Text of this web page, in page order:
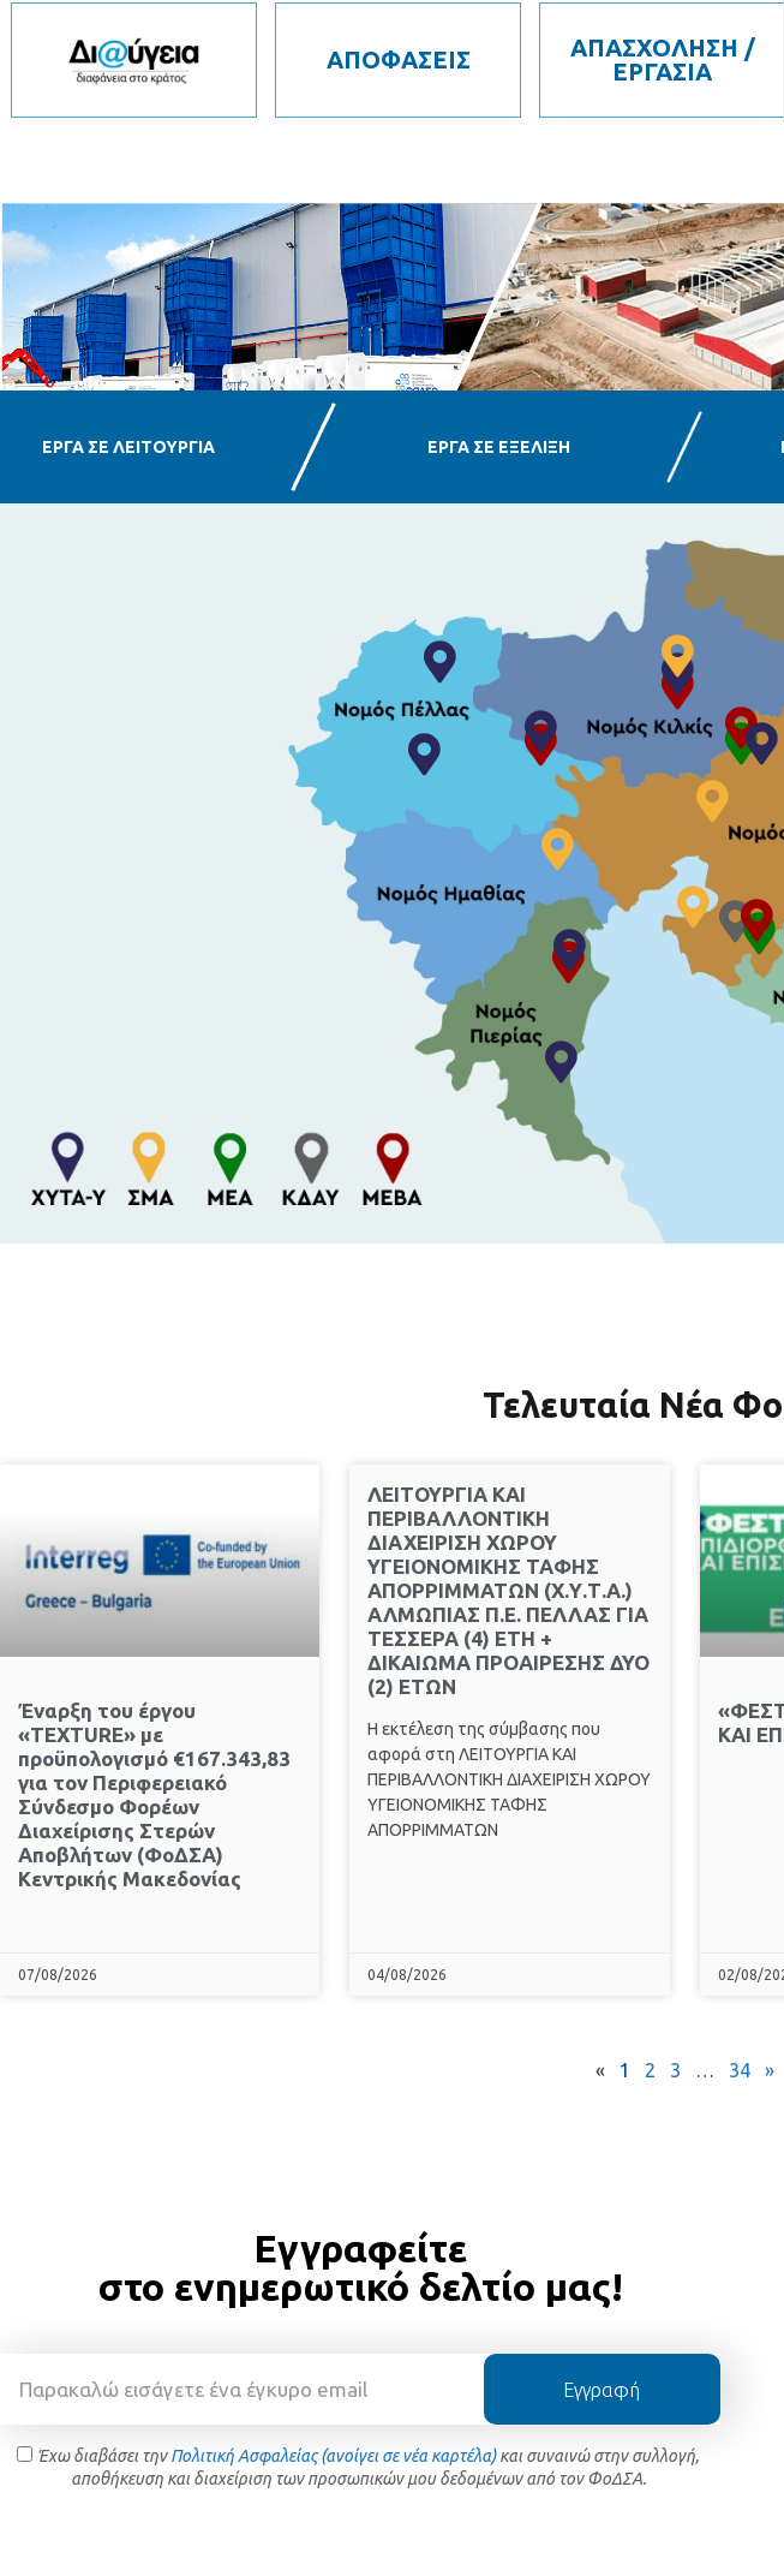
ΑΠΟΦΑΣΕΙΣ
ΑΠΑΣΧΟΛΗΣΗ /
ΕΡΓΑΣΙΑ
ΕΡΓΑ ΣΕ ΛΕΙΤΟΥΡΓΙΑ ΕΡΓΑ ΣΕ ΕΞΕΛΙΞΗ
Τοποθεσία: Πίνακας πληροφοριών για
Τοποθεσία: Πίνακας πληροφοριών για
Τοποθεσία: Πίνακας
Τοποθεσία: Πίνακας
Τοποθεσία: Πίνακας
Τοποθεσία: Πίνακας
Τοποθεσία: Πίνακας
Τοποθεσία: Πίνακας
Τοποθεσία:
Τοποθεσία:
Τοποθεσία:
Τελευταία Νέα
Έναρξη του έργου
«TEXTURE» με
προϋπολογισμό €167.343,83
για τον Περιφερειακό
Σύνδεσμο Φορέων
Διαχείρισης Στερών
Αποβλήτων (ΦοΔΣΑ)
Κεντρικής Μακεδονίας
07/08/2026
ΛΕΙΤΟΥΡΓΙΑ ΚΑΙ
ΠΕΡΙΒΑΛΛΟΝΤΙΚΗ
ΔΙΑΧΕΙΡΙΣΗ ΧΩΡΟΥ
ΥΓΕΙΟΝΟΜΙΚΗΣ ΤΑΦΗΣ
ΑΠΟΡΡΙΜΜΑΤΩΝ (Χ.Υ.Τ.Α.)
ΑΛΜΩΠΙΑΣ Π.Ε. ΠΕΛΛΑΣ ΓΙΑ
ΤΕΣΣΕΡΑ (4) ΕΤΗ +
ΔΙΚΑΙΩΜΑ ΠΡΟΑΙΡΕΣΗΣ ΔΥΟ
(2) ΕΤΩΝ
Η εκτέλεση της σύμβασης που
αφορά στη ΛΕΙΤΟΥΡΓΙΑ ΚΑΙ
ΠΕΡΙΒΑΛΛΟΝΤΙΚΗ ΔΙΑΧΕΙΡΙΣΗ ΧΩΡΟΥ
ΥΓΕΙΟΝΟΜΙΚΗΣ ΤΑΦΗΣ
ΑΠΟΡΡΙΜΜΑΤΩΝ
04/08/2026
ΚΑΙ
02/08/
« 1 2 3 … 34 »
Εγγραφείτε
στο ενημερωτικό δελτίο μας!
Έχω διαβάσει τηνΠολιτική Ασφαλείας (ανοίγει σε νέα καρτέλα)και συναινώ στην συλλογή,
αποθήκευση και διαχείριση των προσωπικών μου δεδομένων από τον ΦοΔΣΑ.
Εγγραφή